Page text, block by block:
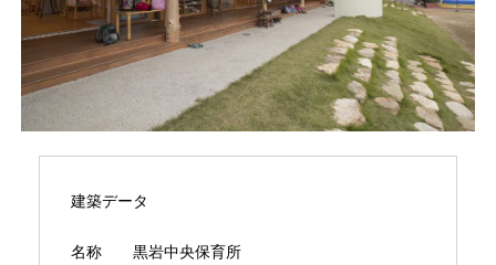
建築データ
名称 黒岩中央保育所